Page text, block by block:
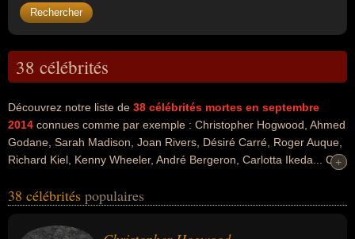
38 célébrités
Découvrez notre liste de 38 célébrités mortes en septembre
2014 connues comme par exemple : Christopher Hogwood, Ahmed
Godane, Sarah Madison, Joan Rivers, Désiré Carré, Roger Auque,
Richard Kiel, Kenny Wheeler, André Bergeron, Carlotta Ikeda... Ces
l'art, de la musique, de la radio, de la guerre, de la religion, du
journalisme, de la politique, de la politique de gauche ou de la
+
+
38 célébrités populaires